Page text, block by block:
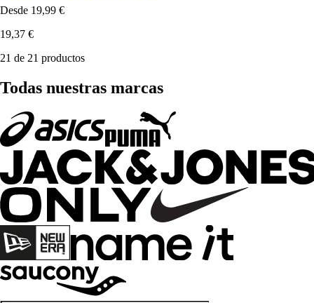
Desde 19,99 €
19,37 €
21 de 21 productos
Todas nuestras marcas